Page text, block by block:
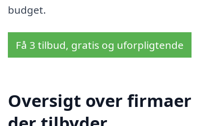
budget.
Få 3 tilbud, gratis og uforpligtende
Oversigt over firmaer